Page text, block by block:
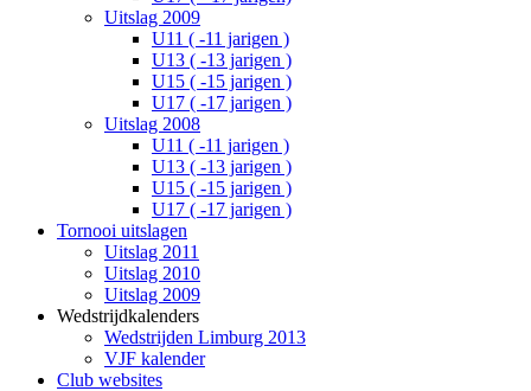
Uitslag 2009
U11 ( -11 jarigen )
U13 ( -13 jarigen )
U15 ( -15 jarigen )
U17 ( -17 jarigen )
Uitslag 2008
U11 ( -11 jarigen )
U13 ( -13 jarigen )
U15 ( -15 jarigen )
U17 ( -17 jarigen )
Tornooi uitslagen
Uitslag 2011
Uitslag 2010
Uitslag 2009
Wedstrijdkalenders
Wedstrijden Limburg 2013
VJF kalender
Club websites